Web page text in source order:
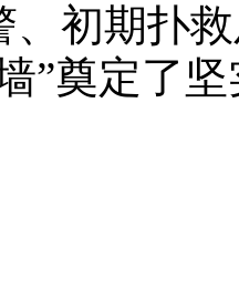
、初期扑
”奠定了